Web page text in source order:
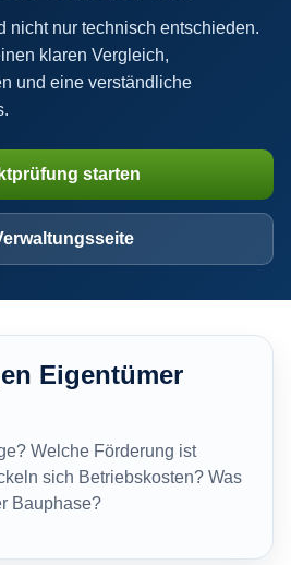
nicht nur technisch entschieden.
klaren Vergleich,
und eine verständliche
starten
Eigentümer
Welche Förderung ist
sich Betriebskosten? Was
Bauphase?